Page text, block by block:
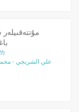
علي الشربجي -